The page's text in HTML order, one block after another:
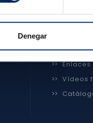
Denegar
>> Política
>>
>> Enlaces
>> Vídeos
>>